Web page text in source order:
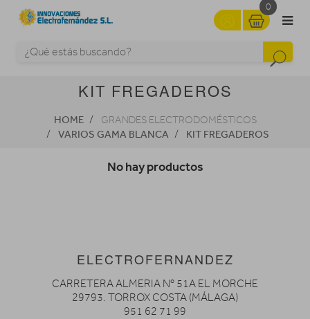
0
KIT FREGADEROS
HOME GRANDES ELECTRODOMÉSTICOS
VARIOS GAMA BLANCA KIT FREGADEROS
No hay productos
ELECTROFERNANDEZ
CARRETERA ALMERIA Nº 51A EL MORCHE
29793. TORROX COSTA (MÁLAGA)
951 62 71 99